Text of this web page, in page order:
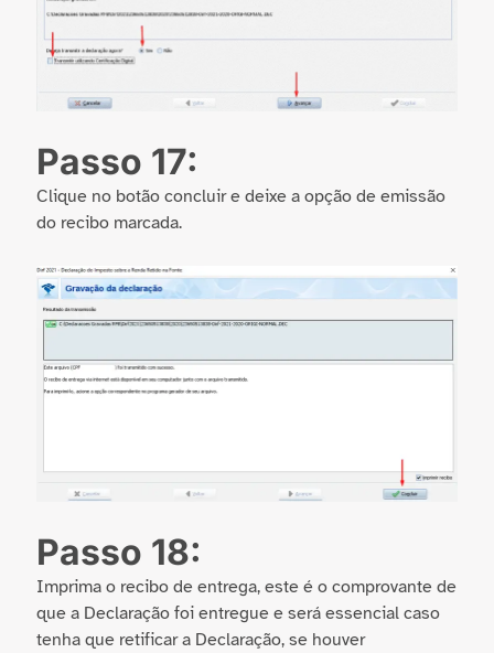
Passo 17:
Clique no botão concluir e deixe a opção de emissão
do recibo marcada.
Passo 18:
Imprima o recibo de entrega, este é o comprovante de
que a Declaração foi entregue e será essencial caso
tenha que retificar a Declaração, se houver